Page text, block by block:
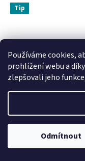
Používáme cookies,
prohlížení webu a
zlepšovali jeho
Odmítnout
Tip
Z
A
ZDARMA
Tágo karambol
CEULEMANS HQ-
špice
10 dní
16 990 Kč/ ks